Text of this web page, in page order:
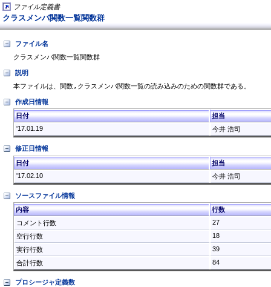
ファイル定義書
クラスメンバ関数一覧関数群
ファイル名
クラスメンバ関数一覧関数群
説明
作成日情報
日付
担当
'17.01.19
今井 浩司
修正日情報
日付
担当
'17.02.10
今井 浩司
ソースファイル情報
内容
行数
コメント行数
27
空行行数
18
実行行数
39
合計行数
84
プロシージャ定義数